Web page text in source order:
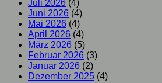
Juli 2026 (4)
Juni 2026 (4)
Mai 2026 (4)
April 2026 (4)
März 2026 (5)
Februar 2026 (3)
Januar 2026 (2)
Dezember 2025 (4)